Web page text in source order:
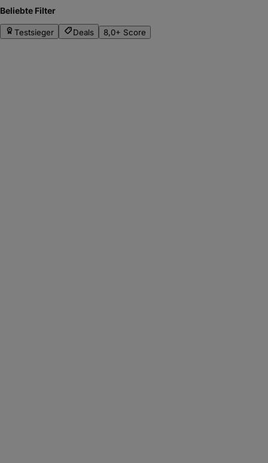
Beliebte Filter
Testsieger Deals 8,0+ Score